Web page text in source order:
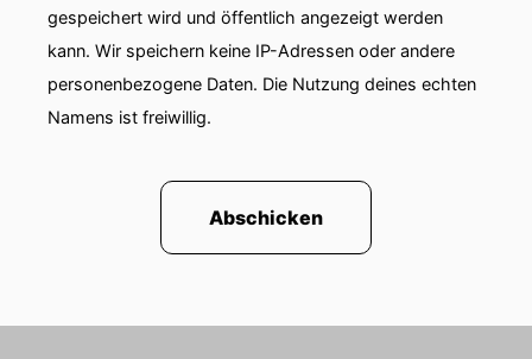
gespeichert wird und öffentlich angezeigt werden
kann. Wir speichern keine IP-Adressen oder andere
personenbezogene Daten. Die Nutzung deines echten
Namens ist freiwillig.
Abschicken